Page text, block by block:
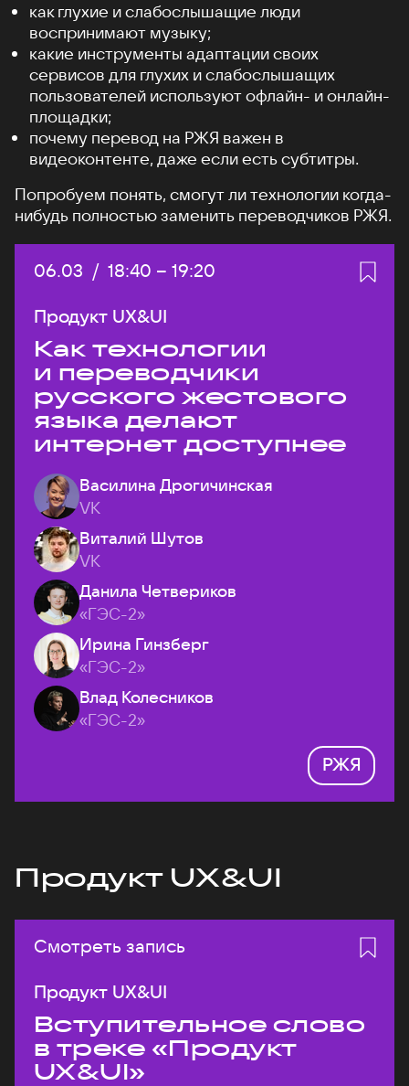
как глухие и слабослышащие люди
воспринимают музыку;
какие инструменты адаптации своих
сервисов для глухих и слабослышащих
пользователей используют офлайн- и онлайн-
площадки;
почему перевод на РЖЯ важен в
видеоконтенте, даже если есть субтитры.
Попробуем понять, смогут ли технологии когда-
нибудь полностью заменить переводчиков РЖЯ.
Дата:
06.03 / Начало:
18:40 – Конец:
19:20
Продукт UX&UI
Как технологии
и переводчики
русского жестового
языка делают
интернет доступнее
Василина Дрогичинская
VK
Виталий Шутов
VK
Данила Четвериков
«ГЭС-2»
Ирина Гинзберг
«ГЭС-2»
Влад Колесников
«ГЭС-2»
РЖЯ
Продукт UX&UI
Смотреть запись
Продукт UX&UI
Вступительное слово
в треке «Продукт
UX&UI»